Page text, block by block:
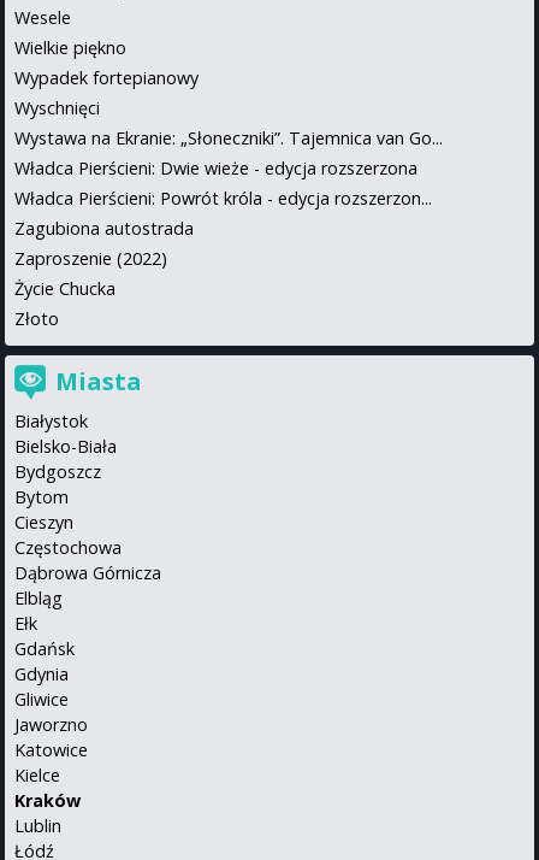
Wesele
Wielkie piękno
Wypadek fortepianowy
Wyschnięci
Wystawa na Ekranie: „Słoneczniki”. Tajemnica van Go...
Władca Pierścieni: Dwie wieże - edycja rozszerzona
Władca Pierścieni: Powrót króla - edycja rozszerzon...
Zagubiona autostrada
Zaproszenie (2022)
Życie Chucka
Złoto
Miasta
Białystok
Bielsko-Biała
Bydgoszcz
Bytom
Cieszyn
Częstochowa
Dąbrowa Górnicza
Elbląg
Ełk
Gdańsk
Gdynia
Gliwice
Jaworzno
Katowice
Kielce
Kraków
Lublin
Łódź